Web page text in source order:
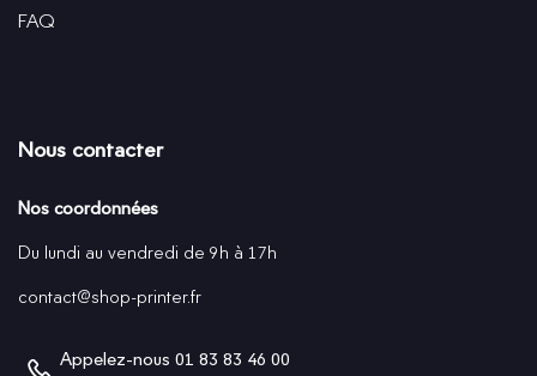
FAQ
Nous contacter
Nos coordonnées
Du lundi au vendredi de 9h à 17h
contact@shop-printer.fr
Appelez-nous 01 83 83 46 00